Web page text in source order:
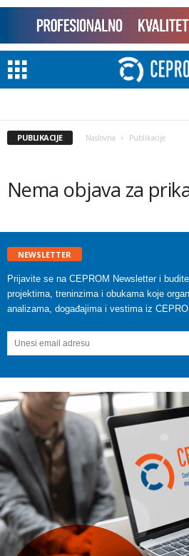
PUBLIKACIJE Naslovna Publikacije
Nema objava za
NEWSLETTER
Prijavite se na CEPROM Newsletter i
projektima, treninzima i obukama koje
analizama, događajima i vestima iz